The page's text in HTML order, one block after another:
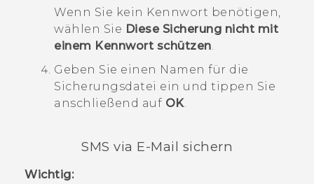
Wenn Sie kein Kennwort benötigen,
wählen Sie Diese Sicherung nicht mit
einem Kennwort schützen.
Geben Sie einen Namen für die
Sicherungsdatei ein und tippen Sie
anschließend auf OK.
SMS via E-Mail sichern
Wichtig: